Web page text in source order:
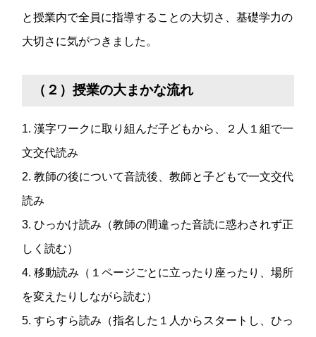
と授業内で全員に指導することの大切さ、基礎学力の
大切さに気がつきました。
（２）授業の大まかな流れ
1. 漢字ワークに取り組んだ子どもから、２人１組で一
文交代読み
2. 教師の後について音読後、教師と子どもで一文交代
読み
3. ひっかけ読み（教師の間違った音読に惑わされず正
しく読む）
4. 移動読み（１ページごとに立ったり座ったり、場所
を変えたりしながら読む）
5. すらすら読み（指名した１人からスタートし、ひっ